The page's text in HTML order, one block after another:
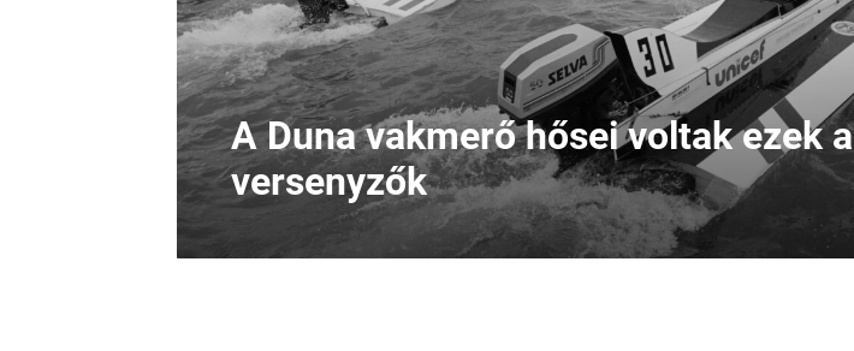
A Duna vakmerő hősei voltak ezek a
versenyzők